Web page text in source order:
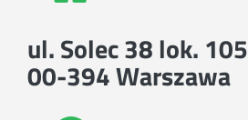
ul. Solec 38 lok. 105
00-394 Warszawa